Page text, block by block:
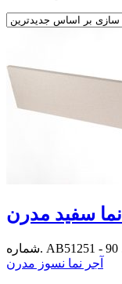
آجر نما نسوز مدرن